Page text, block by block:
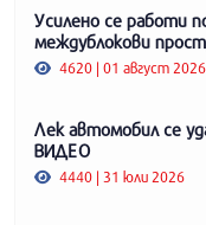
Усилено се работи
междублокови
4620 | 01 август 2026
Лек автомобил се
ВИДЕО
4440 | 31 юли 2026